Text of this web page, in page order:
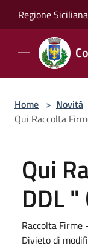
Regione Siciliana
Home > Novità
Qui Raccolta
Qui
DDL "
Raccolta Firme
Divieto di